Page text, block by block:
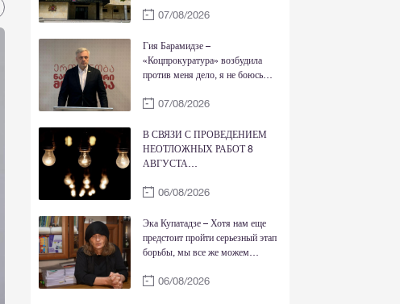
саботажа
07/08/2026
Гия Барамидзе –
«Коцпрокуратура» возбудила
против меня дело, я не боюсь
того, я всегда был прав перед
Родиной, Богом и совестью
07/08/2026
В СВЯЗИ С ПРОВЕДЕНИЕМ
НЕОТЛОЖНЫХ РАБОТ 8
АВГУСТА
ВРЕМЕННО ОГРАНИЧЕНО
06/08/2026
Эка Купатадзе – Хотя нам еще
предстоит пройти серьезный этап
борьбы, мы все же можем
восстановлена
06/08/2026